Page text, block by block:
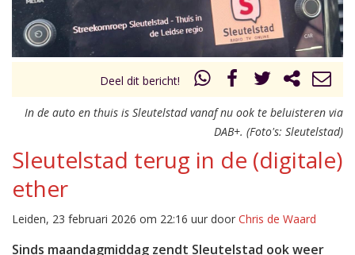
Deel dit bericht!
In de auto en thuis is Sleutelstad vanaf nu ook te beluisteren via
DAB+. (Foto's: Sleutelstad)
Sleutelstad terug in de (digitale)
ether
Leiden, 23 februari 2026 om 22:16 uur door Chris de Waard
Sinds maandagmiddag zendt Sleutelstad ook weer